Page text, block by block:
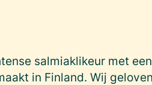
salmiaklikeur met
in Finland. Wij